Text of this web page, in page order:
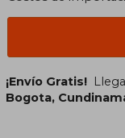
¡Envío Gratis!
Bogota,